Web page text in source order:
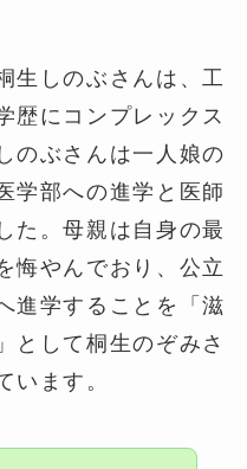
生しのぶさんは、工
歴にコンプレックス
のぶさんは一人娘の
学部への進学と医師
た。母親は自身の最
悔やんでおり、公立
進学することを「滋
として桐生のぞみさ
います。